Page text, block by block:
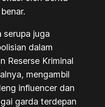
serupa juga
dalam
Reserse Kriminal
mengambil
influencer dan
garda terdepan